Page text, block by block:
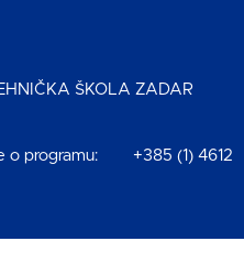
ŠKOLA ZADAR
+385 (1) 4612